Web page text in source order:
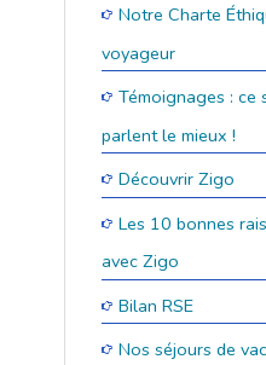
Notre Charte
voyageur
Témoignages : ce
parlent le mieux !
Découvrir Zigo
Les 10 bonnes
avec Zigo
Bilan RSE
Nos séjours de